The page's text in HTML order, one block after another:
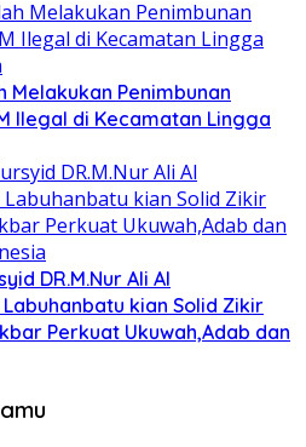
Melakukan Penimbunan
Ilegal di Kecamatan Lingga
DR.M.Nur Ali Al
Labuhanbatu kian Solid Zikir
Perkuat Ukuwah,Adab dan